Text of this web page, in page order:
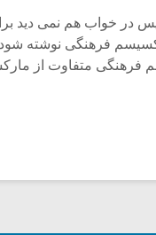
در خواب هم نمی دید
فرهنگی نوشته
فرهنگی متفاوت از